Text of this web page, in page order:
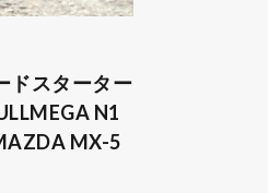
ドスターター
N1
MX-5